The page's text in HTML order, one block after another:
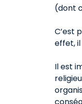
(dont
C’est
effet,
Il est